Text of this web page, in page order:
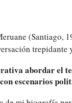
(Santiago,
trepidante
abordar el
escenarios